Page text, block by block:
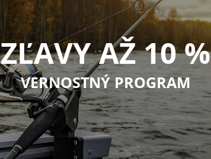
ZĽAVY AŽ 10 %
VERNOSTNÝ PROGRAM